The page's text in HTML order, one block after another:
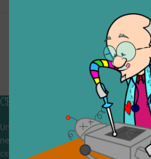
CHI SIAMO
Un gruppo di volontari che sognano di
nel frattempo ricevono in dono
circolazione. Operiamo per un'economia